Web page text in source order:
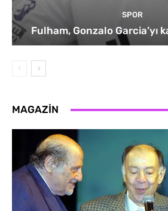
SPOR
Fulham, Gonzalo Garcia’yı
MAGAZIN